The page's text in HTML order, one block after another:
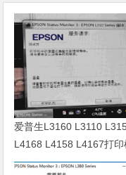
爱普生L3160 L3110
L4168 L4158 L4167打印
清零软件